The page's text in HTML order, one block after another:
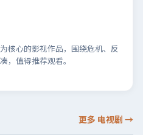
核心的影视作品，围绕危机、反
，值得推荐观看。
更多 电视剧 →